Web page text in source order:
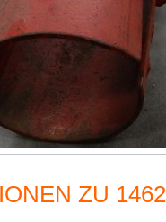
ZU 1462